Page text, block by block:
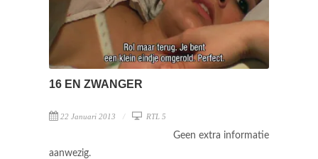
16 EN ZWANGER
22 Januari 2013 RTL 5
Geen extra informatie
aanwezig.